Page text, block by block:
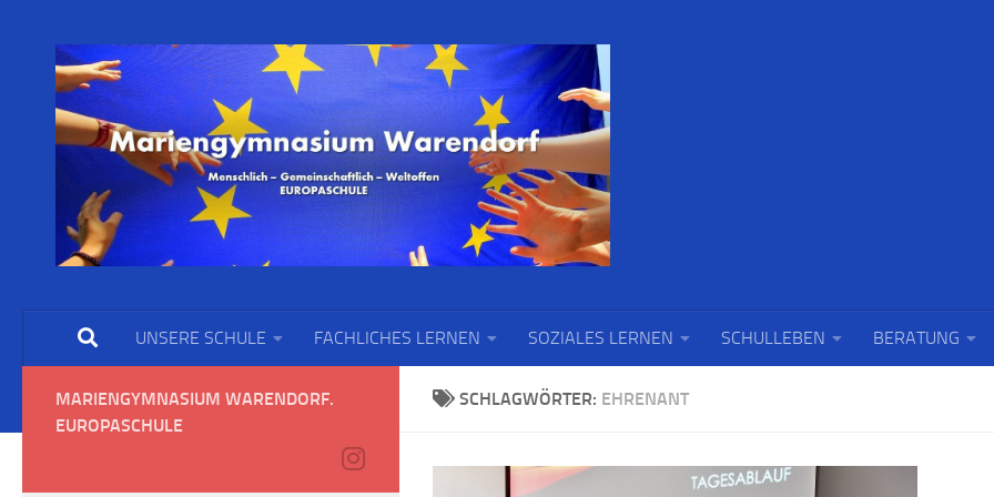
UNSERE SCHULE FACHLICHES LERNEN SOZIALES LERNEN SCHULLEBEN BERATUNG
SCHLAGWÖRTER: EHRENANT
MARIENGYMNASIUM WARENDORF.
EUROPASCHULE